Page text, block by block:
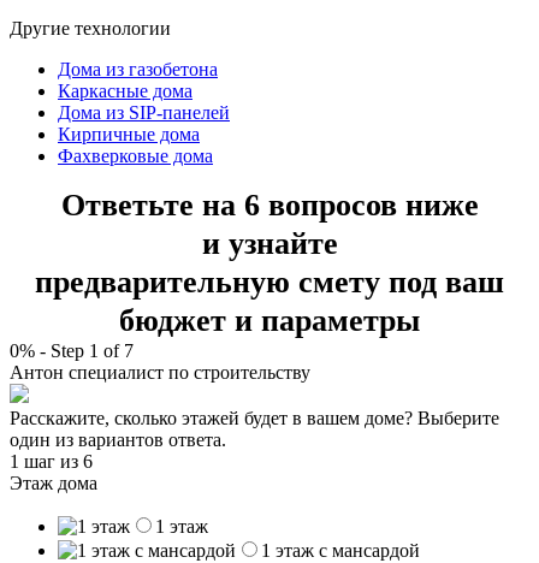
Другие технологии
Дома из газобетона
Каркасные дома
Дома из SIP-панелей
Кирпичные дома
Фахверковые дома
Ответьте на 6 вопросов ниже
и узнайте
предварительную смету под ваш
бюджет и параметры
0% - Step 1 of 7
Антон специалист по строительству
Расскажите, сколько этажей будет в вашем доме? Выберите
один из вариантов ответа.
1 шаг из 6
Этаж дома
1 этаж
1 этаж с мансардой